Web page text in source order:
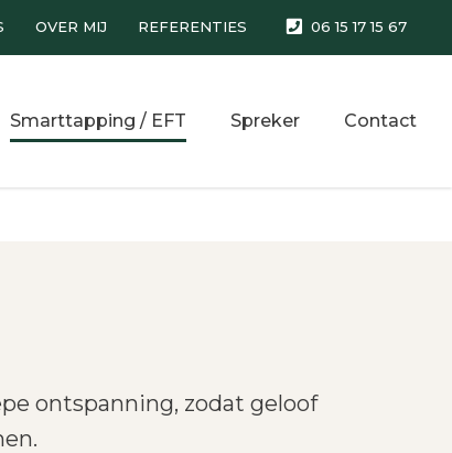
OVER MIJ REFERENTIES 06 15 17 15 67
Smarttapping / EFT Spreker Contact
ontspanning, zodat geloof